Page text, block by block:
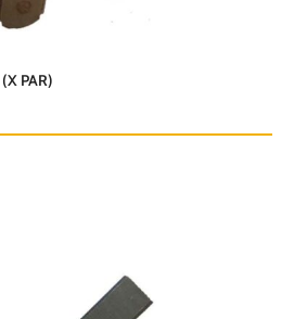
CARBON 4,8 X 7,8 X 12 MM (X PAR)